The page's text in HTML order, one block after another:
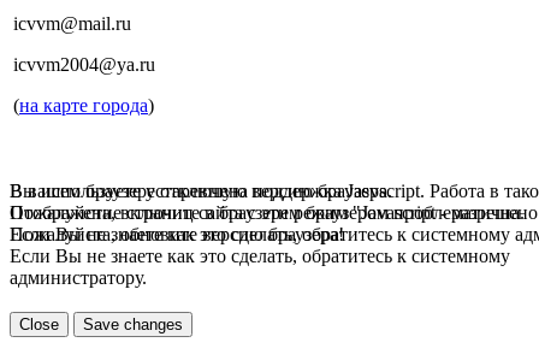
icvvm@mail.ru
icvvm2004@ya.ru
(на карте города)
В вашем браузере отключена поддержка Jasvscript. Работа в
Пожалуйста, включите в браузере режим "Javascript -
Если Вы не знаете как это сделать, обратитесь к системному
Вы используете устаревшую версию браузера.
Отображение страниц сайта с этим браузером проблематична.
Пожалуйста, обновите версию браузера!
Если Вы не знаете как это сделать, обратитесь к системному
администратору.
Close Save changes